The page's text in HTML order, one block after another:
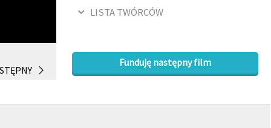
LISTA TWÓRCÓW
Funduję następny film